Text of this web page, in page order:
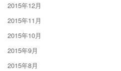
2015年12月
2015年11月
2015年10月
2015年9月
2015年8月